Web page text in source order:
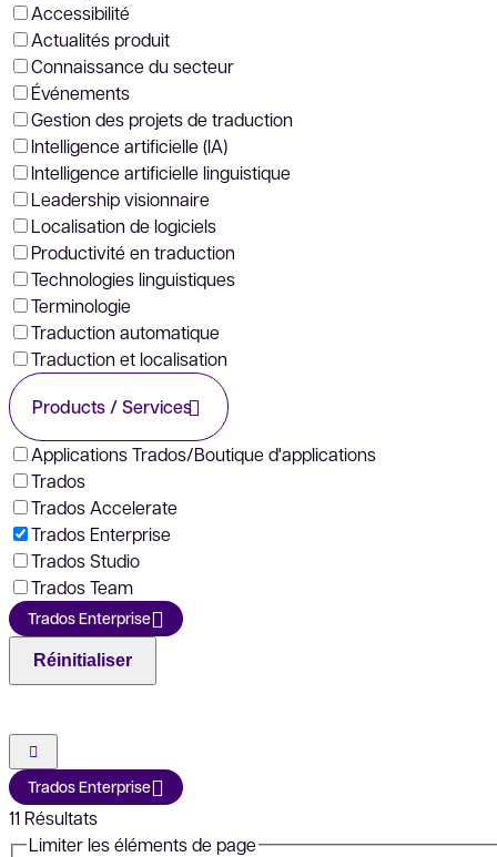
Accessibilité
Actualités produit
Connaissance du secteur
Événements
Gestion des projets de traduction
Intelligence artificielle (IA)
Intelligence artificielle linguistique
Leadership visionnaire
Localisation de logiciels
Productivité en traduction
Technologies linguistiques
Terminologie
Traduction automatique
Traduction et localisation
Products / Services
Applications Trados/Boutique d'applications
Trados
Trados Accelerate
Trados Enterprise
Trados Studio
Trados Team
Trados Enterprise
Réinitialiser
Trados Enterprise
11 Résultats
Limiter les éléments de page